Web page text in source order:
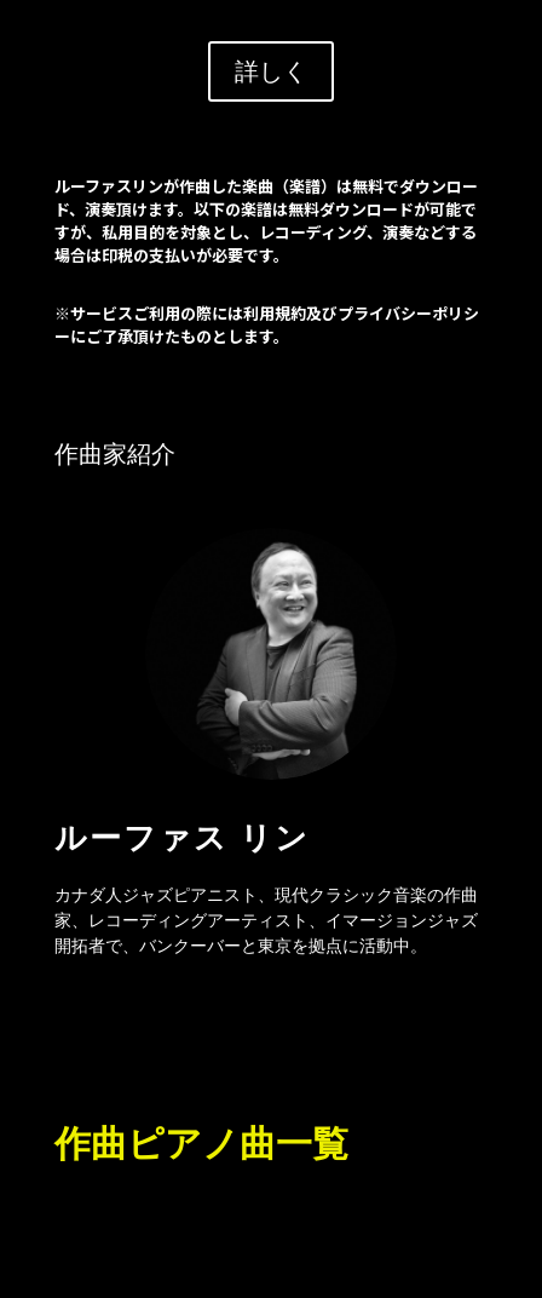
詳しく
ルーファスリンが作曲した楽曲（楽譜）は無料でダウンロー
ド、演奏頂けます。以下の楽譜は無料ダウンロードが可能で
すが、私用目的を対象とし、レコーディング、演奏などする
場合は印税の支払いが必要です。
※サービスご利用の際には利用規約及びプライバシーポリシ
ーにご了承頂けたものとします。
作曲家紹介
ルーファス リン
カナダ人ジャズピアニスト、現代クラシック音楽の作曲
家、レコーディングアーティスト、イマージョンジャズ
開拓者で、バンクーバーと東京を拠点に活動中。
作曲ピアノ曲一覧